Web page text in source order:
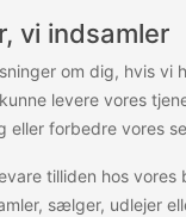
vi indsamler
om dig, hvis vi
levere vores
eller forbedre vores
tilliden hos vores
sælger, udlejer